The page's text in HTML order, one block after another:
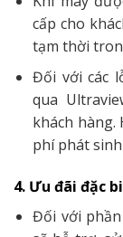
cấp cho
tạm thời
Đối với các
qua
khách hàng.
phí phát
4. Ưu đãi đặc
Đối với